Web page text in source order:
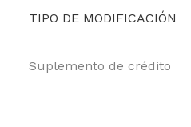
TIPO DE MODIFICACIÓN
Suplemento de crédito